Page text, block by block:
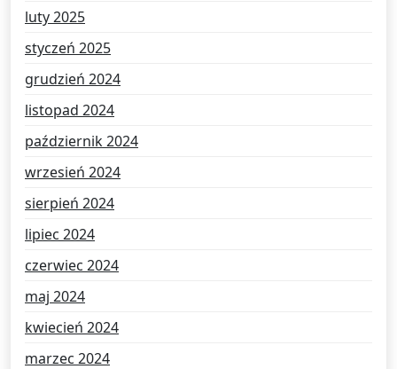
luty 2025
styczeń 2025
grudzień 2024
listopad 2024
październik 2024
wrzesień 2024
sierpień 2024
lipiec 2024
czerwiec 2024
maj 2024
kwiecień 2024
marzec 2024